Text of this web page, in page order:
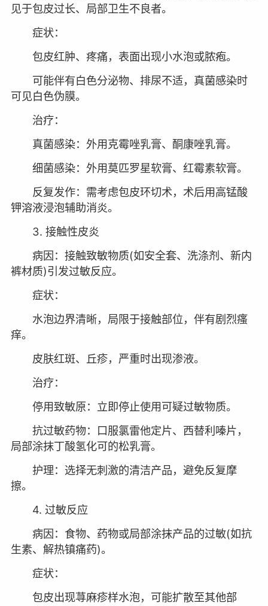
见于包皮过长、局部卫生不良者。
症状：
包皮红肿、疼痛，表面出现小水泡或脓疱。
可能伴有白色分泌物、排尿不适，真菌感染时
可见白色伪膜。
治疗：
真菌感染：外用克霉唑乳膏、酮康唑乳膏。
细菌感染：外用莫匹罗星软膏、红霉素软膏。
反复发作：需考虑包皮环切术，术后用高锰酸
钾溶液浸泡辅助消炎。
3. 接触性皮炎
病因：接触致敏物质(如安全套、洗涤剂、新内
裤材质)引发过敏反应。
症状：
水泡边界清晰，局限于接触部位，伴有剧烈瘙
痒。
皮肤红斑、丘疹，严重时出现渗液。
治疗：
停用致敏原：立即停止使用可疑过敏物质。
抗过敏药物：口服氯雷他定片、西替利嗪片，
局部涂抹丁酸氢化可的松乳膏。
护理：选择无刺激的清洁产品，避免反复摩
擦。
4. 过敏反应
病因：食物、药物或局部涂抹产品的过敏(如抗
生素、解热镇痛药)。
症状：
包皮出现荨麻疹样水泡，可能扩散至其他部